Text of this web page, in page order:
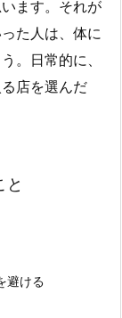
ます。それが
た人は、体に
。日常的に、
店を選んだ
と
避ける